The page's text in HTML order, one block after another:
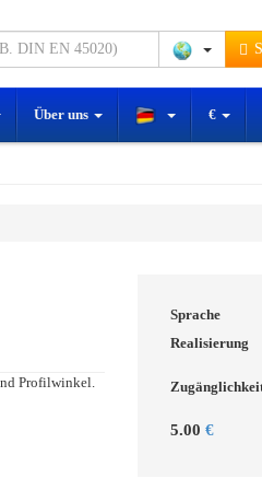
Über uns €
Profilwinkel.
Sprache
Realisierung
5.00 €